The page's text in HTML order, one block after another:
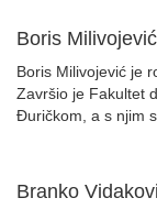
Boris Milivojević
Boris Milivojević je
Završio je Fakultet
Đuričkom, a s njim
Branko